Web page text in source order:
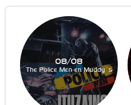
08/08
The Police Men en Muddy´s